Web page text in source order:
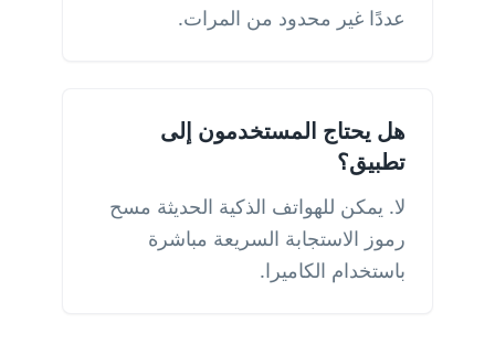
عددًا غير محدود من المرات.
هل يحتاج المستخدمون إلى
تطبيق؟
لا. يمكن للهواتف الذكية الحديثة مسح
رموز الاستجابة السريعة مباشرة
باستخدام الكاميرا.